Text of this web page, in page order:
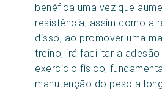
benéfica uma vez que
resistência, assim como a
disso, ao promover uma
treino, irá facilitar a
exercício físico,
manutenção do peso a